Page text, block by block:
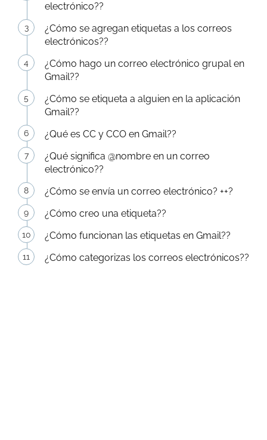
electrónico??
¿Cómo se agregan etiquetas a los correos
electrónicos??
¿Cómo hago un correo electrónico grupal en
Gmail??
¿Cómo se etiqueta a alguien en la aplicación
Gmail??
¿Qué es CC y CCO en Gmail??
¿Qué significa @nombre en un correo
electrónico??
¿Cómo se envía un correo electrónico? ++?
¿Cómo creo una etiqueta??
¿Cómo funcionan las etiquetas en Gmail??
¿Cómo categorizas los correos electrónicos??